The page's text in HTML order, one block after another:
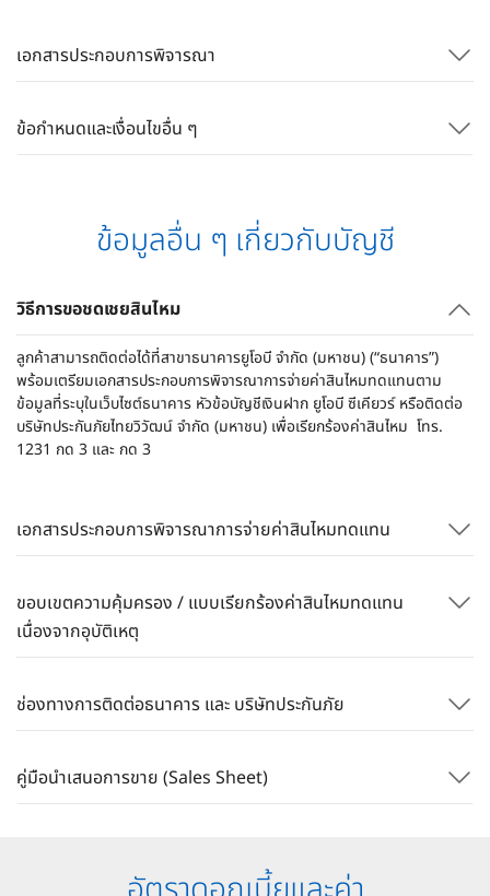
เอกสารประกอบการพิจารณา​
ข้อกำหนดและเงื่อนไขอื่น ๆ
ข้อมูลอื่น ๆ เกี่ยวกับบัญชี
วิธีการขอชดเชยสินไหม
ลูกค้าสามารถติดต่อได้ที่สาขาธนาคารยูโอบี จำกัด (มหาชน) (“ธนาคาร”)
พร้อมเตรียมเอกสารประกอบการพิจารณาการจ่ายค่าสินไหมทดแทนตาม
ข้อมูลที่ระบุในเว็บไซต์ธนาคาร หัวข้อบัญชีเงินฝาก ยูโอบี ซีเคียวร์ หรือติดต่อ
บริษัทประกันภัยไทยวิวัฒน์ จำกัด (มหาชน) เพื่อเรียกร้องค่าสินไหม โทร.
1231 กด 3 และ กด 3
เอกสารประกอบการพิจารณาการจ่ายค่าสินไหมทดแทน​
ขอบเขตความคุ้มครอง / แบบเรียกร้องค่าสินไหมทดแทน
เนื่องจากอุบัติเหตุ
ช่องทางการติดต่อธนาคาร และ บริษัทประกันภัย​
คู่มือนำเสนอการขาย (Sales Sheet)